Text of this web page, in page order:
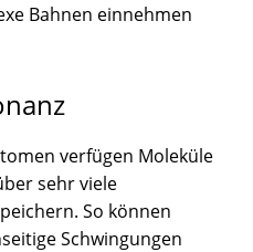
Bahnen einnehmen
verfügen Moleküle
sehr viele
So können
Schwingungen